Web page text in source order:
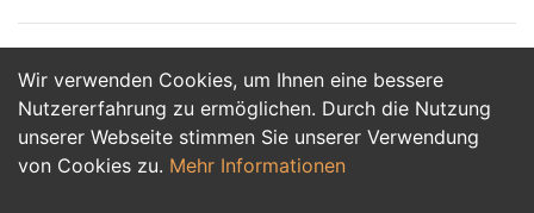
Wir verwenden Cookies, um Ihnen eine bessere
Nutzererfahrung zu ermöglichen. Durch die Nutzung
unserer Webseite stimmen Sie unserer Verwendung
von Cookies zu. Mehr Informationen
Jetzt Bewerben